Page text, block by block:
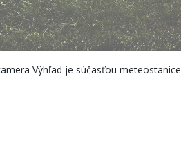
Výhľad je súčasťou meteostanice